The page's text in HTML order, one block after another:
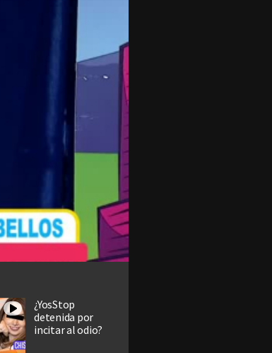
¿YosStop
detenida por
incitar al odio?